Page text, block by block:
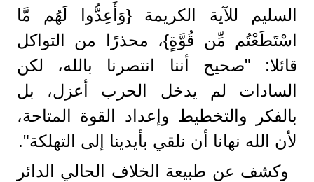
السليم للآية الكريمة {وَأَعِدُّوا لَهُم مَّا
اسْتَطَعْتُم مِّن قُوَّةٍ}، محذرًا من التواكل
قائلا: "صحيح أننا انتصرنا بالله، لكن
السادات لم يدخل الحرب أعزل، بل
بالفكر والتخطيط وإعداد القوة المتاحة،
لأن الله نهانا أن نلقي بأيدينا إلى التهلكة".
وكشف عن طبيعة الخلاف الحالي الدائر